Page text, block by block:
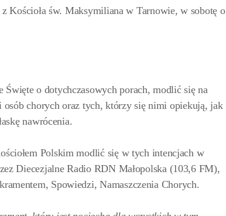
Kościoła św. Maksymiliana w Tarnowie, w sobotę o
Święte o dotychczasowych porach, modlić się na
chorych oraz tych, którzy się nimi opiekują, jak
nawrócenia.
Polskim modlić się w tych intencjach w
Diecezjalne Radio RDN Małopolska (103,6 FM),
Spowiedzi, Namaszczenia Chorych.